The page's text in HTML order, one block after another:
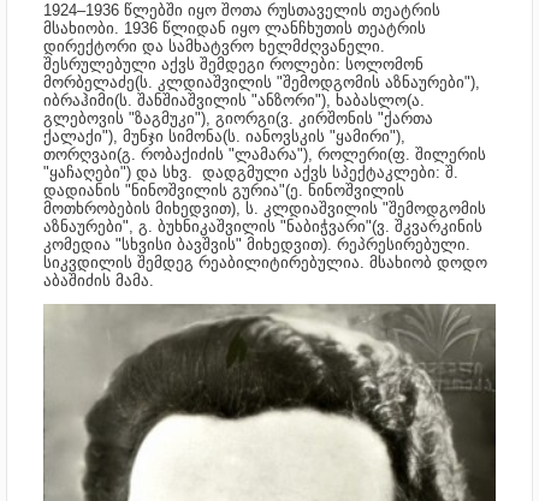
1924–1936 წლებში იყო შოთა რუსთაველის თეატრის
მსახიობი. 1936 წლიდან იყო ლანჩხუთის თეატრის
დირექტორი და სამხატვრო ხელმძღვანელი.
შესრულებული აქვს შემდეგი როლები: სოლომონ
მორბელაძე(ს. კლდიაშვილის "შემოდგომის აზნაურები"),
იბრაჰიმი(ს. შანშიაშვილის "ანზორი"), ხაბასლო(ა.
გლებოვის "ზაგმუკი"), გიორგი(ვ. კირშონის "ქართა
ქალაქი"), მუნჯი სიმონა(ს. იანოვსკის "ყამირი"),
თორღვაი(გ. რობაქიძის "ლამარა"), როლერი(ფ. შილერის
"ყაჩაღები") და სხვ. დადგმული აქვს სპექტაკლები: შ.
დადიანის "ნინოშვილის გურია"(ე. ნინოშვილის
მოთხრობების მიხედვით), ს. კლდიაშვილის "შემოდგომის
აზნაურები", გ. ბუხნიკაშვილის "ნაბიჭვარი"(ვ. შკვარკინის
კომედია "სხვისი ბავშვის" მიხედვით). რეპრესირებული.
სიკვდილის შემდეგ რეაბილიტირებულია. მსახიობ დოდო
აბაშიძის მამა.